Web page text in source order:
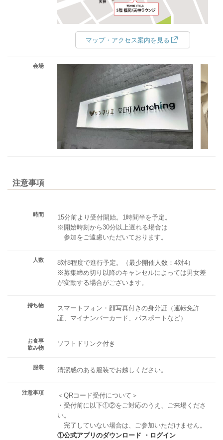
マップ・アクセス案内を見る
会場
注意事項
時間
15分前より受付開始。1時間半を予定。
※開始時刻から30分以上遅れる場合は
参加をご遠慮いただいております。
人数
8対8程度で進行予定。（最少開催人数：4対4）
※募集締め切り以降のキャンセルによっては男女差
が変動する場合がございます。
持ち物
スマートフォン・顔写真付きの身分証（運転免許
証、マイナンバーカード、パスポートなど）
お食事
飲み物
ソフトドリンク付き
服装 清潔感のある服装でお越しください。
注意事項
＜QRコード受付について＞
・受付前に以下①②をご対応のうえ、ご来場くださ
い。
完了していない場合は、ご参加いただけません。
①公式アプリのダウンロード ・ログイン